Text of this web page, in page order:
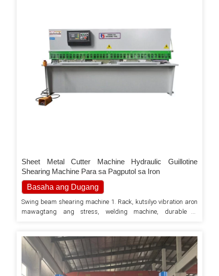
Sheet Metal Cutter Machine Hydraulic Guillotine
Shearing Machine Para sa Pagputol sa Iron
Basaha ang Dugang
Swing beam shearing machine 1. Rack, kutsilyo vibration aron
mawagtang ang stress, welding machine, durable 2.
bearing clearance, aron maseguro ang kalidad sa shear 4.
Electric pag-adjust sa gintang sa sulab, paspas ug tukma 5.
Sa bug-os nga paggamit sa sulab sa sulab sa tanan…